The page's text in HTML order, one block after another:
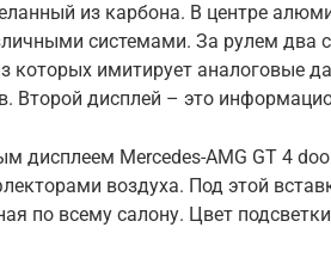
из карбона. В центре
системами. За рулем два
которых имитирует аналоговые
Второй дисплей – это
дисплеем Mercedes-AMG GT 4
воздуха. Под этой
по всему салону. Цвет